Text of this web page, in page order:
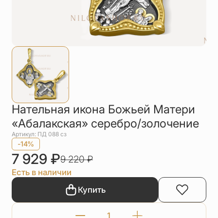
Цепи
Шнурки на
Другое
Нательная икона Божьей Матери
«Абалакская» серебро/золочение
Артикул: ПД 088 сз
-14%
7 929 ₽9 220₽
Есть в наличии
Купить